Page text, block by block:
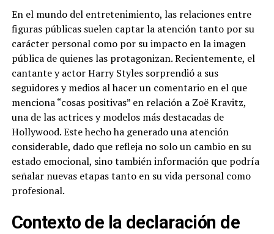
En el mundo del entretenimiento, las relaciones entre
figuras públicas suelen captar la atención tanto por su
carácter personal como por su impacto en la imagen
pública de quienes las protagonizan. Recientemente, el
cantante y actor Harry Styles sorprendió a sus
seguidores y medios al hacer un comentario en el que
menciona “cosas positivas” en relación a Zoë Kravitz,
una de las actrices y modelos más destacadas de
Hollywood. Este hecho ha generado una atención
considerable, dado que refleja no solo un cambio en su
estado emocional, sino también información que podría
señalar nuevas etapas tanto en su vida personal como
profesional.
Contexto de la declaración de